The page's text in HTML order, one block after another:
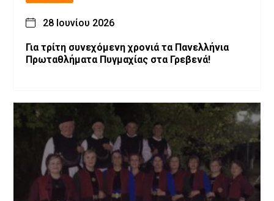
28 Ιουνίου 2026
Για τρίτη συνεχόμενη χρονιά τα Πανελλήνια
Πρωταθλήματα Πυγμαχίας στα Γρεβενά!